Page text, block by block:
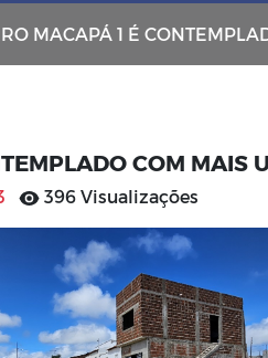
MACAPÁ 1 É CONTEMPLADO
COM MAIS
396 Visualizações